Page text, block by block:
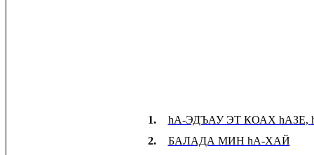
1. hА-ЭДЪАУ ЭТ КОАХ hАЗЕ,
2.
БАЛАДА МИН hА-ХАЙ